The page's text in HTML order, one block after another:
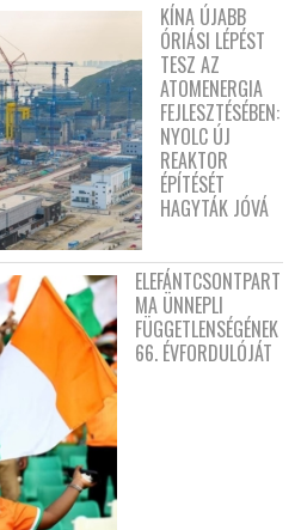
KÍNA ÚJABB
ÓRIÁSI LÉPÉST
TESZ AZ
ATOMENERGIA
FEJLESZTÉSÉBEN:
NYOLC ÚJ
REAKTOR
ÉPÍTÉSÉT
HAGYTÁK JÓVÁ
ELEFÁNTCSONTPART
MA ÜNNEPLI
FÜGGETLENSÉGÉNEK
66. ÉVFORDULÓJÁT